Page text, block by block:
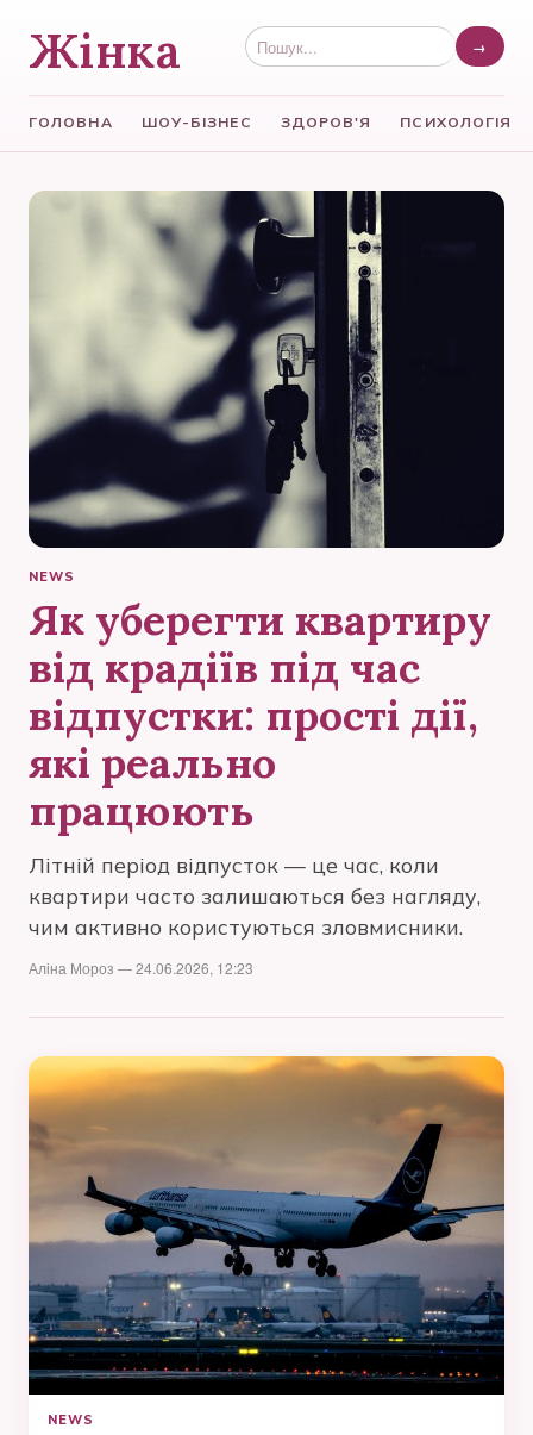
Жінка →
ГОЛОВНА ШОУ-БІЗНЕС ЗДОРОВ'Я ПСИХОЛОГІЯ
NEWS
Як уберегти квартиру
від крадіїв під час
відпустки: прості дії,
які реально
працюють
Літній період відпусток — це час, коли
квартири часто залишаються без нагляду,
чим активно користуються зловмисники.
Аліна Мороз — 24.06.2026, 12:23
NEWS